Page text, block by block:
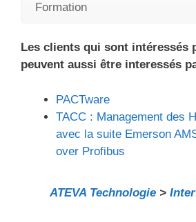
Formation
Les clients qui sont intéressés
peuvent aussi être interessés
PACTware
TACC : Management des
avec la suite Emerson
over Profibus
ATEVA Technologie >